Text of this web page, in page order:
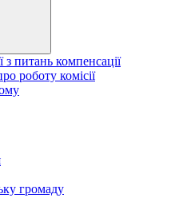
з питань компенсації
роботу комісії
громаду